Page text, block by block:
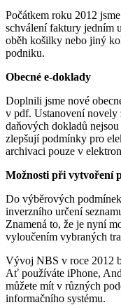
Počátkem roku 2012
schválení faktury jedním
oběh košilky nebo jiný
podniku.
Obecné e-doklady
Doplnili jsme nové
v pdf. Ustanovení novely
daňových dokladů
zlepšují podmínky pro
archivaci pouze v
Možnosti při vytvoření
Do výběrových
inverzního určení
Znamená to, že je nyní
vyloučením vybraných
Vývoj NBS v roce 2012
Ať používáte iPhone,
můžete mít v různých
informačního systému.